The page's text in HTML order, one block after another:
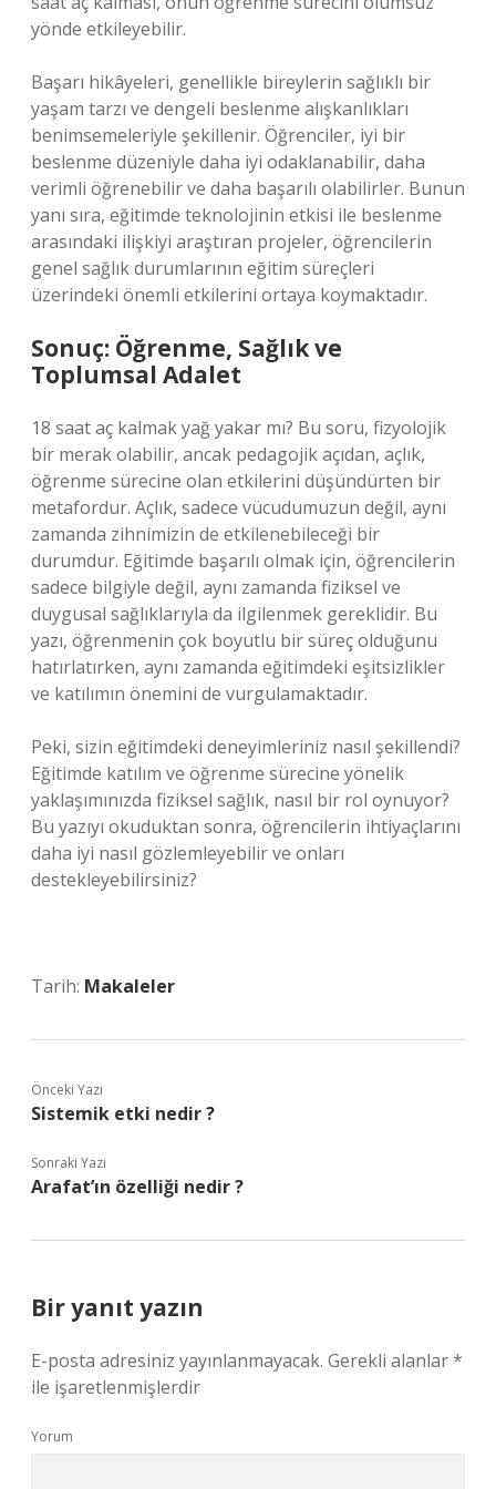
yönde etkileyebilir.
Başarı hikâyeleri, genellikle bireylerin sağlıklı bir
yaşam tarzı ve dengeli beslenme alışkanlıkları
benimsemeleriyle şekillenir. Öğrenciler, iyi bir
beslenme düzeniyle daha iyi odaklanabilir, daha
verimli öğrenebilir ve daha başarılı olabilirler. Bunun
yanı sıra, eğitimde teknolojinin etkisi ile beslenme
arasındaki ilişkiyi araştıran projeler, öğrencilerin
genel sağlık durumlarının eğitim süreçleri
üzerindeki önemli etkilerini ortaya koymaktadır.
Sonuç: Öğrenme, Sağlık ve
Toplumsal Adalet
18 saat aç kalmak yağ yakar mı? Bu soru, fizyolojik
bir merak olabilir, ancak pedagojik açıdan, açlık,
öğrenme sürecine olan etkilerini düşündürten bir
metafordur. Açlık, sadece vücudumuzun değil, aynı
zamanda zihnimizin de etkilenebileceği bir
durumdur. Eğitimde başarılı olmak için, öğrencilerin
sadece bilgiyle değil, aynı zamanda fiziksel ve
duygusal sağlıklarıyla da ilgilenmek gereklidir. Bu
yazı, öğrenmenin çok boyutlu bir süreç olduğunu
hatırlatırken, aynı zamanda eğitimdeki eşitsizlikler
ve katılımın önemini de vurgulamaktadır.
Peki, sizin eğitimdeki deneyimleriniz nasıl şekillendi?
Eğitimde katılım ve öğrenme sürecine yönelik
yaklaşımınızda fiziksel sağlık, nasıl bir rol oynuyor?
Bu yazıyı okuduktan sonra, öğrencilerin ihtiyaçlarını
daha iyi nasıl gözlemleyebilir ve onları
destekleyebilirsiniz?
Tarih: Makaleler
Önceki Yazı
Sistemik etki nedir ?
Sonraki Yazı
Arafat’ın özelliği nedir ?
Bir yanıt yazın
E-posta adresiniz yayınlanmayacak. Gerekli alanlar*
ile işaretlenmişlerdir
Yorum